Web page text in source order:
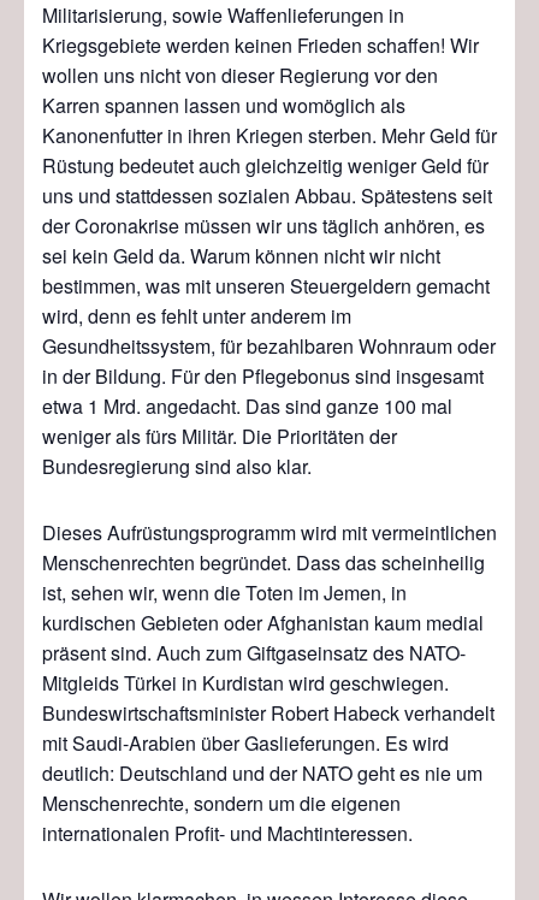
Militarisierung, sowie Waffenlieferungen in
Kriegsgebiete werden keinen Frieden schaffen! Wir
wollen uns nicht von dieser Regierung vor den
Karren spannen lassen und womöglich als
Kanonenfutter in ihren Kriegen sterben. Mehr Geld für
Rüstung bedeutet auch gleichzeitig weniger Geld für
uns und stattdessen sozialen Abbau. Spätestens seit
der Coronakrise müssen wir uns täglich anhören, es
sei kein Geld da. Warum können nicht wir nicht
bestimmen, was mit unseren Steuergeldern gemacht
wird, denn es fehlt unter anderem im
Gesundheitssystem, für bezahlbaren Wohnraum oder
in der Bildung. Für den Pflegebonus sind insgesamt
etwa 1 Mrd. angedacht. Das sind ganze 100 mal
weniger als fürs Militär. Die Prioritäten der
Bundesregierung sind also klar.
Dieses Aufrüstungsprogramm wird mit vermeintlichen
Menschenrechten begründet. Dass das scheinheilig
ist, sehen wir, wenn die Toten im Jemen, in
kurdischen Gebieten oder Afghanistan kaum medial
präsent sind. Auch zum Giftgaseinsatz des NATO-
Mitgleids Türkei in Kurdistan wird geschwiegen.
Bundeswirtschaftsminister Robert Habeck verhandelt
mit Saudi-Arabien über Gaslieferungen. Es wird
deutlich: Deutschland und der NATO geht es nie um
Menschenrechte, sondern um die eigenen
internationalen Profit- und Machtinteressen.